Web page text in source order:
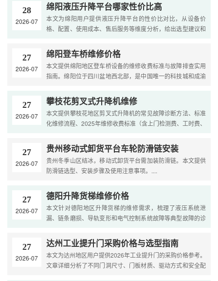
28
2026-07
绵阳液压升降平台哪家性价比高
本文为绵阳用户提供液压升降平台的性价比对比，从设备价
格、配置、使用成本、售后服务等维度分析，给出选型建议和
27
2026-07
绵阳登车桥维修价格
本文提供绵阳地区登车桥设备的维修收费标准与故障排查实用
指南。绵阳位于四川盆地西北部，是中国唯一的科技城和成渝
空....
27
2026-07
攀枝花剪叉式升降机维修
本文提供攀枝花地区剪叉式升降机的常见故障诊断方法、标准
化维修流程、2025年维修收费标准（含上门检测费、工时费、
矿....
27
2026-07
贵州移动式卸货平台车轮防滑链安装
贵州冬季山区结冰，移动式卸货平台需加装防滑链。本文提供
防滑链选型、安装步骤及使用注意事项。....
27
2026-07
德阳升降货梯维修价格
本文针对德阳地区升降货梯的维修需求，梳理了液压系统泄
漏、链条磨损、导轨变形和电气控制系统故障等典型故障的诊
换、链....
27
2026-07
达州工业提升门采购价格与选型指南
本文为达州地区用户提供2026年工业提升门的采购价格参考。
文章详细分析了不同门洞尺寸、门板材质、驱动方式和安全配